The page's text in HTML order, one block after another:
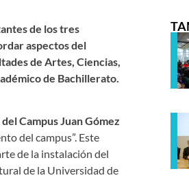
de los tres
aspectos del
de Artes, Ciencias,
de Bachillerato.
Campus Juan Gómez
del campus”. Este
de la instalación del
de la Universidad de